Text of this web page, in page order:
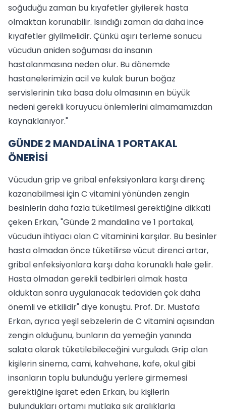
soğuduğu zaman bu kıyafetler giyilerek hasta
olmaktan korunabilir. Isındığı zaman da daha ince
kıyafetler giyilmelidir. Çünkü aşırı terleme sonucu
vücudun aniden soğuması da insanın
hastalanmasına neden olur. Bu dönemde
hastanelerimizin acil ve kulak burun boğaz
servislerinin tıka basa dolu olmasının en büyük
nedeni gerekli koruyucu önlemlerini almamamızdan
kaynaklanıyor."
GÜNDE 2 MANDALİNA 1 PORTAKAL
ÖNERİSİ
Vücudun grip ve gribal enfeksiyonlara karşı direnç
kazanabilmesi için C vitamini yönünden zengin
besinlerin daha fazla tüketilmesi gerektiğine dikkati
çeken Erkan, "Günde 2 mandalina ve 1 portakal,
vücudun ihtiyacı olan C vitaminini karşılar. Bu besinler
hasta olmadan önce tüketilirse vücut direnci artar,
gribal enfeksiyonlara karşı daha korunaklı hale gelir.
Hasta olmadan gerekli tedbirleri almak hasta
olduktan sonra uygulanacak tedaviden çok daha
önemli ve etkilidir" diye konuştu. Prof. Dr. Mustafa
Erkan, ayrıca yeşil sebzelerin de C vitamini açısından
zengin olduğunu, bunların da yemeğin yanında
salata olarak tüketilebileceğini vurguladı. Grip olan
kişilerin sinema, cami, kahvehane, kafe, okul gibi
insanların toplu bulunduğu yerlere girmemesi
gerektiğine işaret eden Erkan, bu kişilerin
bulundukları ortamı mutlaka sık aralıklarla